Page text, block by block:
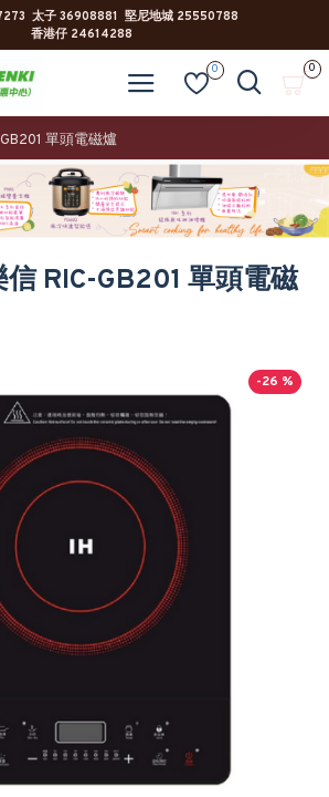
太子 36908881 堅尼地城 25550788
香港仔 24614288
0 0
單頭電磁爐
信 RIC-GB201 單頭電磁
-26 %